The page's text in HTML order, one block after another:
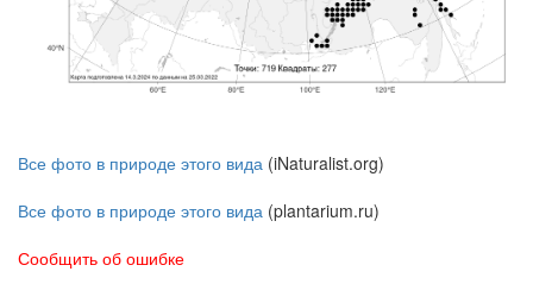
Все фото в природе этого вида (iNaturalist.org)
Все фото в природе этого вида (plantarium.ru)
Сообщить об ошибке